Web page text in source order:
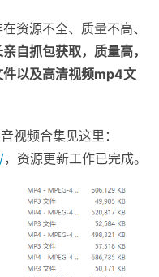
资源不全、质量不高、
自抓包获取，质量高，
以及高清视频mp4文
视频合集见这里：
，资源更新工作已完成。